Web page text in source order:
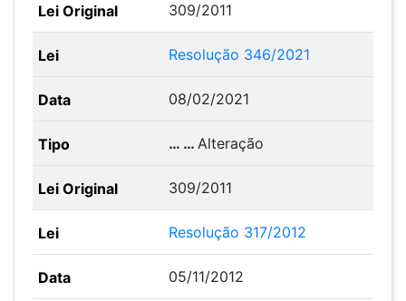
309/2011
Resolução 346/2021
08/02/2021
… …Alteração
309/2011
Resolução 317/2012
05/11/2012